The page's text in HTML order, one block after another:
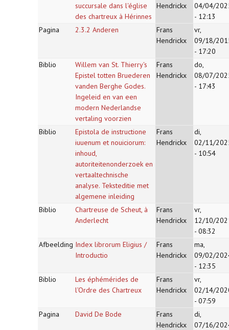
succursale dans l'église
des chartreux à Hérinnes
Hendrickx
04/04/
- 12:13
Pagina
2.3.2 Anderen
Frans
Hendrickx
vr,
09/18/
- 17:20
Biblio
Willem van St. Thierry's
Epistel totten Bruederen
vanden Berghe Godes.
Ingeleid en van een
modern Nederlandse
vertaling voorzien
Frans
Hendrickx
do,
08/07/
- 17:43
Biblio
Epistola de instructione
iuuenum et nouiciorum:
inhoud,
autoriteitenonderzoek en
vertaaltechnische
analyse. Teksteditie met
algemene inleiding
Frans
Hendrickx
di,
02/11/
- 10:54
Biblio
Chartreuse de Scheut, à
Anderlecht
Frans
Hendrickx
vr,
12/10/
- 08:32
Afbeelding Index librorum Eligius /
Introductio
Frans
Hendrickx
ma,
09/02/
- 12:35
Biblio
Les éphémérides de
l’Ordre des Chartreux
Frans
Hendrickx
vr,
02/14/
- 07:59
Pagina
David De Bode
Frans
Hendrickx
di,
07/16/